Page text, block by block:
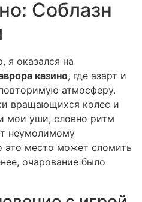
Соблазн
я оказался на
казино, где азарт и
атмосферу.
вращающихся колес и
мои уши, словно ритм
неумолимому
это место может сломить
очарование было